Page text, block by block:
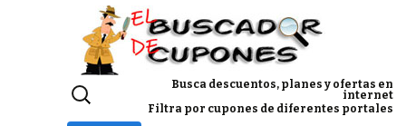
Busca descuentos, planes y ofertas en
internet
Filtra por cupones de diferentes portales
Buscar
por: